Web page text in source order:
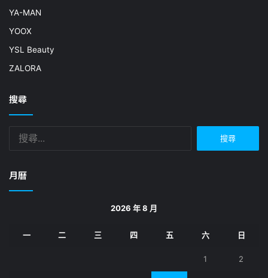
YA-MAN
YOOX
YSL Beauty
ZALORA
搜尋
月曆
2026 年 8 月
一 二 三 四 五 六 日
1 2